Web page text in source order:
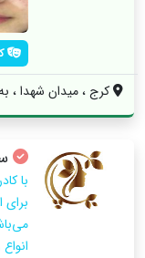
کرج ، میدان شهدا ، به
با